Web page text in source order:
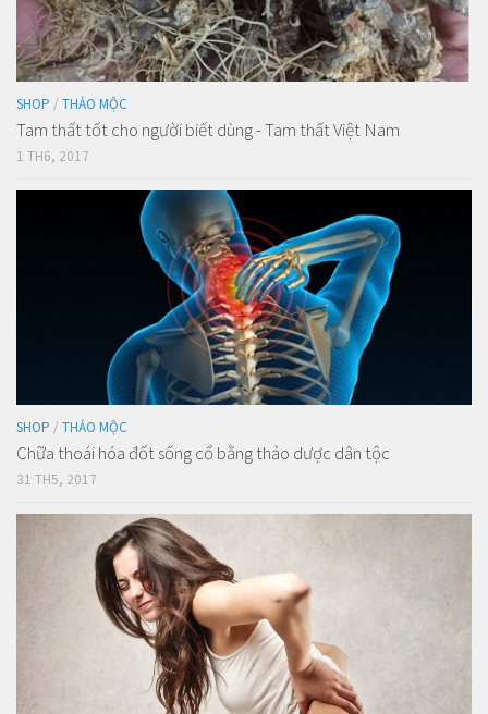
SHOP / THẢO MỘC
Tam thất tốt cho người biết dùng - Tam thất Việt Nam
1 TH6, 2017
SHOP / THẢO MỘC
Chữa thoái hóa đốt sống cổ bằng thảo dược dân tộc
31 TH5, 2017